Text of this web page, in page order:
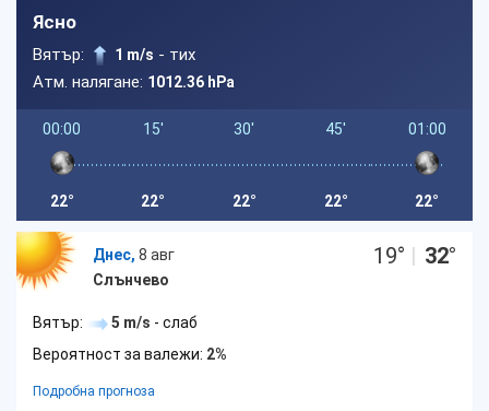
Ясно
Вятър: 1 m/s - тих
Атм. налягане: 1012.36 hPa
00:00
22°
15'
22°
30'
22°
45'
22°
01:00
22°
Днес, 8 авг
Слънчево
19° | 32°
Вятър: 5 m/s - слаб
Вероятност за валежи: 2%
Подробна прогноза